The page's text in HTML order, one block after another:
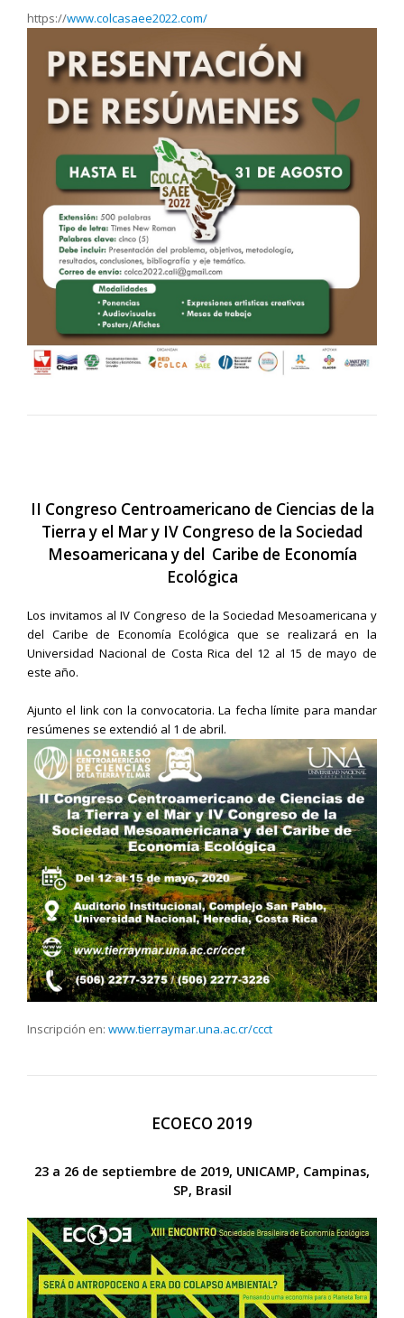
https://www.colcasaee2022.com/
II Congreso Centroamericano de Ciencias de la
Tierra y el Mar y IV Congreso de la Sociedad
Mesoamericana y del Caribe de Economía
Ecológica
Los invitamos al IV Congreso de la Sociedad Mesoamericana y
del Caribe de Economía Ecológica que se realizará en la
Universidad Nacional de Costa Rica del 12 al 15 de mayo de
este año.
Ajunto el link con la convocatoria. La fecha límite para mandar
resúmenes se extendió al 1 de abril.
Inscripción en: www.tierraymar.una.ac.cr/ccct
ECOECO 2019
23 a 26 de septiembre de 2019, UNICAMP, Campinas,
SP, Brasil